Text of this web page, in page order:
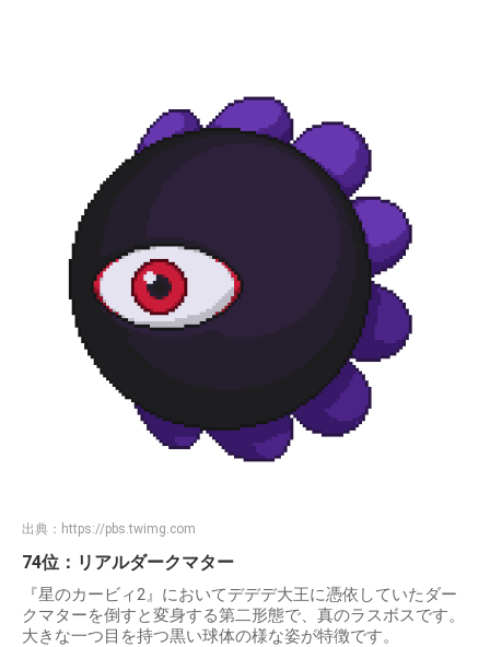
出典： https://pbs.twimg.com
74位：リアルダークマター
『星のカービィ2』においてデデデ大王に憑依していたダー
クマターを倒すと変身する第二形態で、真のラスボスです。
大きな一つ目を持つ黒い球体の様な姿が特徴です。